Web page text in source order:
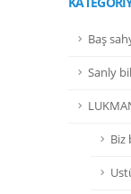
Baş
Sanly
Biz